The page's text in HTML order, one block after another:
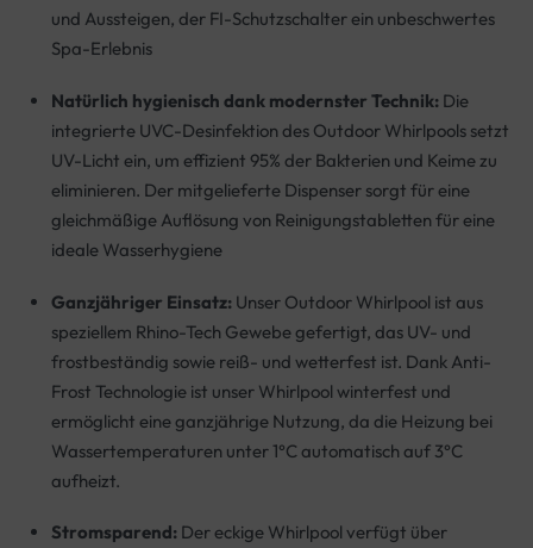
und Aussteigen, der FI-Schutzschalter ein unbeschwertes
Spa-Erlebnis
Natürlich hygienisch dank modernster Technik: Die
integrierte UVC-Desinfektion des Outdoor Whirlpools setzt
UV-Licht ein, um effizient 95% der Bakterien und Keime zu
eliminieren. Der mitgelieferte Dispenser sorgt für eine
gleichmäßige Auflösung von Reinigungstabletten für eine
ideale Wasserhygiene
Ganzjähriger Einsatz: Unser Outdoor Whirlpool ist aus
speziellem Rhino-Tech Gewebe gefertigt, das UV- und
frostbeständig sowie reiß- und wetterfest ist. Dank Anti-
Frost Technologie ist unser Whirlpool winterfest und
ermöglicht eine ganzjährige Nutzung, da die Heizung bei
Wassertemperaturen unter 1°C automatisch auf 3°C
aufheizt.
Stromsparend: Der eckige Whirlpool verfügt über